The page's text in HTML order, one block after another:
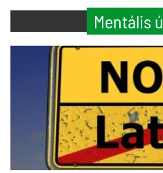
Mentális